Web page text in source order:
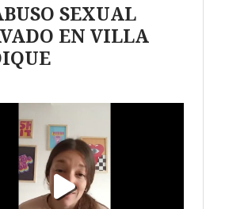
SEXUAL
EN VILLA